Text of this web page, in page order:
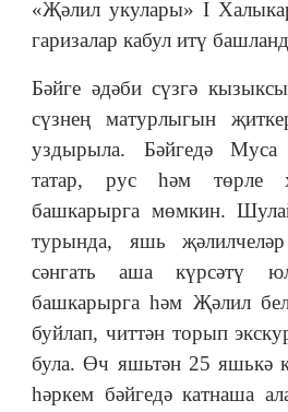
«Җәлил укулары» I
гаризалар кабул итү
Бәйге әдәби сүзгә
сүзнең матурлыгын
уздырыла. Бәйгедә Муса
татар, рус һәм төрле
башкарырга мөмкин.
турында, яшь
сәнгать аша күрсәтү
башкарырга һәм Җәлил
буйлап, читтән торып
була.Өч яшьтән 25 яшькә
һәркем бәйгедә катнаша